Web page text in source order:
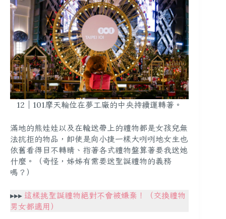
12｜101摩天輪位在夢工廠的中央持續運轉著。
滿地的熊娃娃以及在輸送帶上的禮物都是女孩兒無
法抗拒的物品，即使是向小捷一樣大咧咧地女生也
依舊看得目不轉睛、指著各式禮物盤算著要我送她
什麼。（奇怪，姊姊有需要送聖誕禮物的義務
嗎？）
▸▸▸ 這樣挑聖誕禮物絕對不會被嫌棄！（交換禮物
男女都適用）